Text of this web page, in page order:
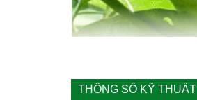
THÔNG SỐ KỸ THUẬT